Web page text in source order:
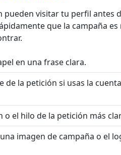
pueden visitar tu perfil antes
que la campaña es
en una frase clara.
de la petición si usas la
o el hilo de la petición más
imagen de campaña o el